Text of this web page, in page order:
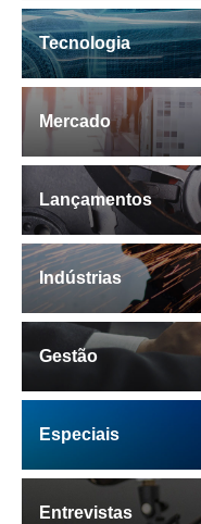
Tecnologia
Mercado
Lançamentos
Indústrias
Gestão
Especiais
Entrevistas